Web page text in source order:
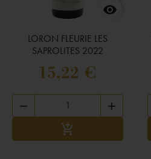

LORON FLEURIE LES
SAPROLITES 2022
15,22 €
 
